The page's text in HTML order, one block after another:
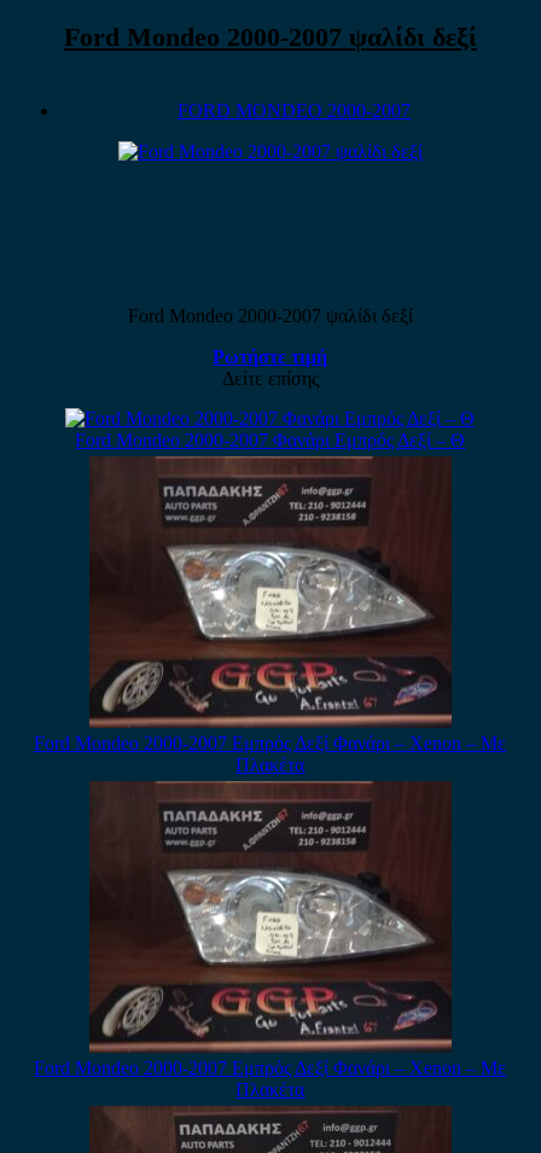
Ford Mondeo 2000-2007 ψαλίδι δεξί
FORD MONDEO 2000-2007
Ford Mondeo 2000-2007 ψαλίδι δεξί
Ρωτήστε τιμή
Δείτε επίσης
Ford Mondeo 2000-2007 Φανάρι Εμπρός Δεξί – Θ
Ford Mondeo 2000-2007 Εμπρός Δεξί Φανάρι – Xenon – Με
Πλακέτα
Ford Mondeo 2000-2007 Εμπρός Δεξί Φανάρι – Xenon – Με
Πλακέτα